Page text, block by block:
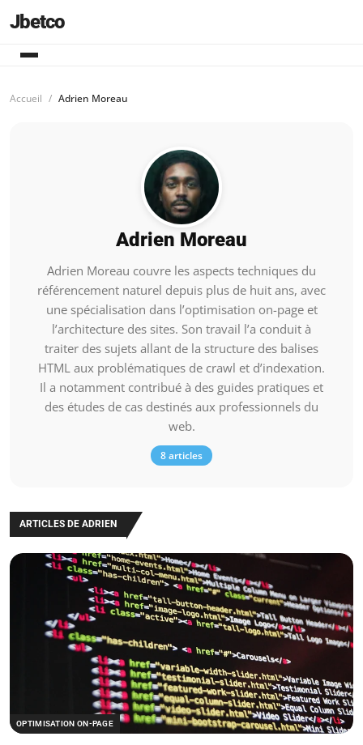
Jbetco
Accueil Adrien Moreau
Adrien Moreau
Adrien Moreau couvre les aspects techniques du
référencement naturel depuis plus de huit ans, avec
une spécialisation dans l’optimisation on-page et
l’architecture des sites. Son travail l’a conduit à
traiter des sujets allant de la structure des balises
HTML aux problématiques de crawl et d’indexation.
Il a notamment contribué à des guides pratiques et
des études de cas destinés aux professionnels du
web.
8 articles
ARTICLES DE ADRIEN
OPTIMISATION ON-PAGE